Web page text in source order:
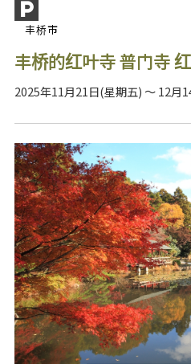
丰桥市
丰桥的红叶寺 普门寺
2025年11月21日(星期五) ～ 12月